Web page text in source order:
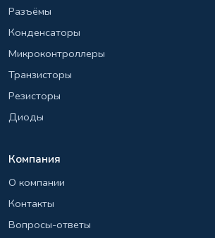
Разъёмы
Конденсаторы
Микроконтроллеры
Транзисторы
Резисторы
Диоды
Компания
О компании
Контакты
Вопросы-ответы